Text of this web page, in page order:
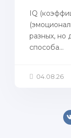
IQ
разных, но
способа...
04.08.26